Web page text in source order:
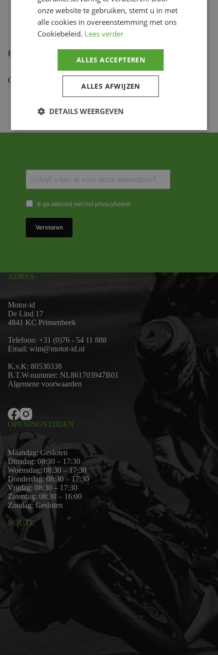
Bihr productcode 1108995001,893.46.L
Productmerk
Beoordelingen (0)
Gekoppelde Motoren
Ik ga akkoord met het privacybeleid.
Versturen
ADRES
Motor-id
De Lind 17
4841 KC Prinsenbeek
Telefoon: +31 (0)76 - 54 11 888
Email: wim@motor-id.nl
K.v.K: 80530338
B.T.W-nummer: NL861703947B01
Algemene voorwaarden
OPENINGSTIJDEN
Maandag: Gesloten
Dinsdag: 08:30 – 17:30
Woensdag: 08:30 – 17:30
Donderdag: 08:30 – 17:30
Vrijdag: 08:30 – 17:30
Zaterdag: 08:30 – 16:00
Zondag: Gesloten
ROUTE
onze website te gebruiken, stemt u in met
alle cookies in overeenstemming met ons
Cookiebeleid. Lees verder
ALLES ACCEPTEREN
ALLES AFWIJZEN
DETAILS WEERGEVEN